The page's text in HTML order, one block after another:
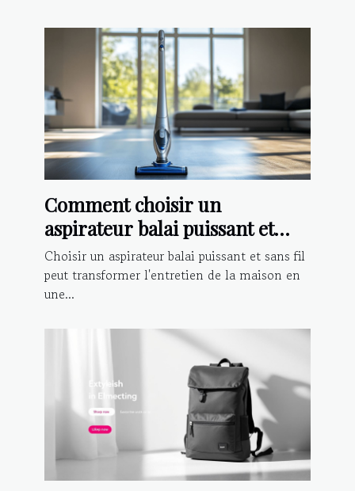
Comment choisir un
aspirateur balai puissant et
sans fil ?
Choisir un aspirateur balai puissant et sans fil
peut transformer l'entretien de la maison en
une...